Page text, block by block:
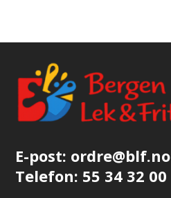
E-post: ordre@blf.no
Telefon: 55 34 32 00